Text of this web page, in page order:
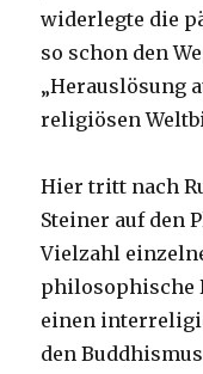
widerlegte die
so schon den
„Herauslösung
religiösen
Hier tritt nach
Steiner auf den
Vielzahl
philosophische
einen
den